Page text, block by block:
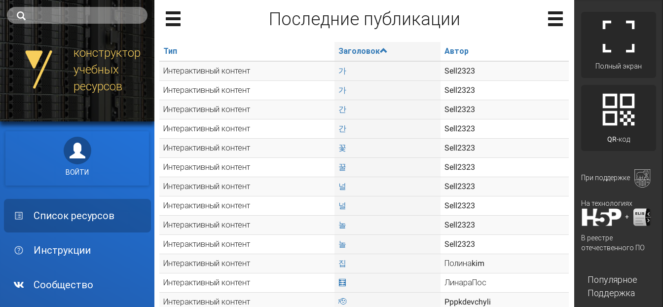
конструктор
учебных
ресурсов
ВОЙТИ
Список ресурсов
Инструкции
Сообщество
Последние публикации
Тип Заголовок Автор
Интерактивный контент 가 Sell2323
Интерактивный контент 가 Sell2323
Интерактивный контент 간 Sell2323
Интерактивный контент 간 Sell2323
Интерактивный контент 꽃 Sell2323
Интерактивный контент 꿀 Sell2323
Интерактивный контент 널 Sell2323
Интерактивный контент 널 Sell2323
Интерактивный контент 놀 Sell2323
Интерактивный контент 놀 Sell2323
Интерактивный контент 집 Полинаkim
Интерактивный контент 🧮 ЛинараПос
Интерактивный контент 🫡 Pppkdevchyli
Полный экран
QR-код
При поддержке
На технологиях
+
В реестре
отечественного ПО
Популярное
Поддержка